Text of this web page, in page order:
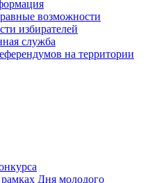
возможности
избирателей
служба
на территории
Дня молодого